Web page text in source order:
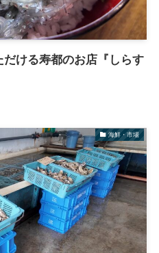
ける寿都のお店『しらす
海鮮・市場